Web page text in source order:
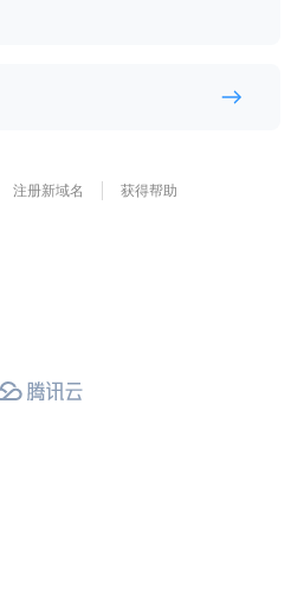
注册新域名 获得帮助